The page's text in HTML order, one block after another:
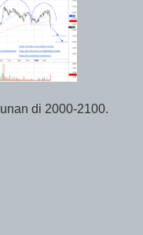
di 2000-2100.